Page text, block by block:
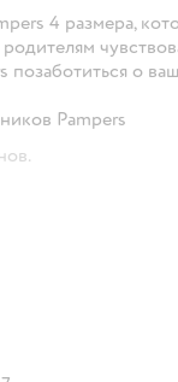
4 размера,
позаботиться о
Pampers